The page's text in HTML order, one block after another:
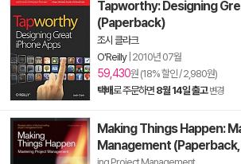
Tapworthy: Designing
(Paperback)
조시 클라크
O'Reilly| 2010년 07월
59,430원 (18% 할인 / 2,980원)
택배로 주문하면 8월 14일 출고 변경
Making Things Happen:
Management